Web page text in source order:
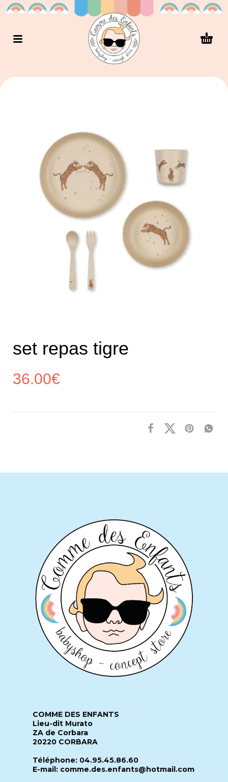
set repas tigre
36.00€
COMME DES ENFANTS
Lieu-dit Murato
ZA de Corbara
20220 CORBARA
Téléphone: 04.95.45.86.60
E-mail: comme.des.enfants@hotmail.com